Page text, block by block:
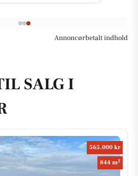
Annoncørbetalt indhold
SALG I
565.000 kr
844 m2